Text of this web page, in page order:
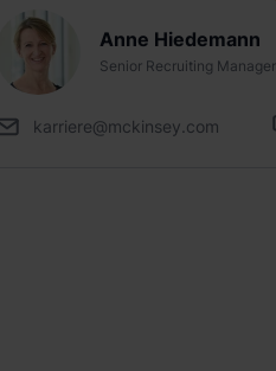
Anne Hiedemann
Senior Recruiting Manager
karriere@mckinsey.com